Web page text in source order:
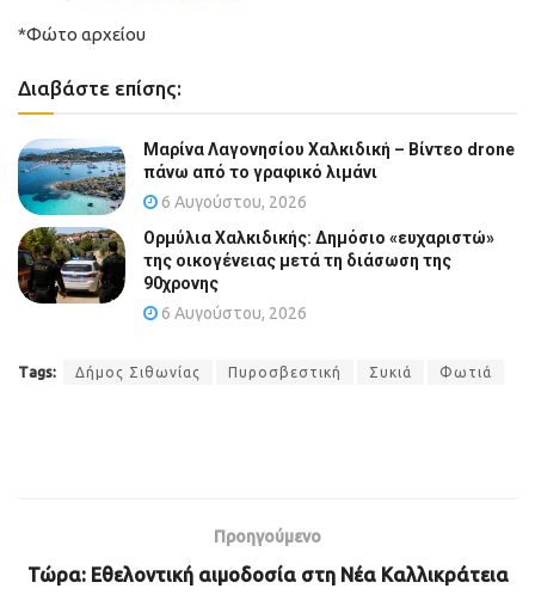
*Φώτο αρχείου
Διαβάστε επίσης:
Μαρίνα Λαγονησίου Χαλκιδική – Βίντεο drone
πάνω από το γραφικό λιμάνι
6 Αυγούστου, 2026
Ορμύλια Χαλκιδικής: Δημόσιο «ευχαριστώ»
της οικογένειας μετά τη διάσωση της
90χρονης
6 Αυγούστου, 2026
Tags: Δήμος Σιθωνίας Πυροσβεστική Συκιά Φωτιά
Προηγούμενο
Τώρα: Εθελοντική αιμοδοσία στη Νέα Καλλικράτεια